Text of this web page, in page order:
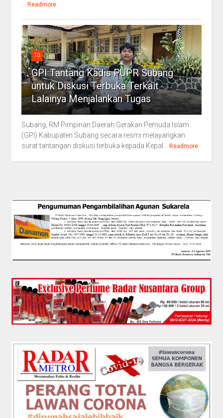
Readmore
10
GPI Tantang Kadis PUPR Subang
untuk Diskusi Terbuka Terkait
Lalainya Menjalankan Tugas
Subang, RM Pimpinan Daerah Gerakan Pemuda Islam
(GPI) Kabupaten Subang secara resmi melayangkan
surat tantangan diskusi terbuka kepada Kepal...
Readmore